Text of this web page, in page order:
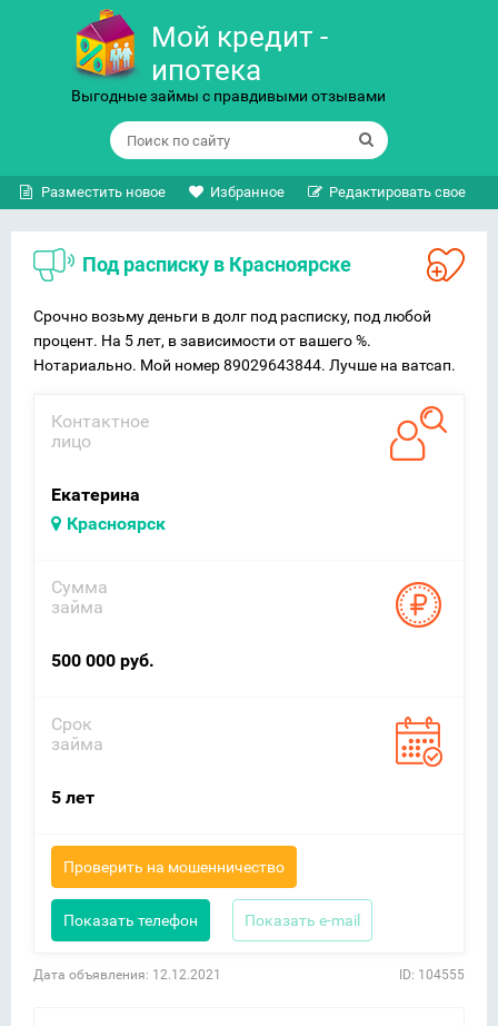
Мой кредит -
ипотека
Выгодные займы с правдивыми отзывами
Разместить новое Избранное Редактировать свое
Под расписку в Красноярске
Срочно возьму деньги в долг под расписку, под любой
процент. На 5 лет, в зависимости от вашего %.
Нотариально. Мой номер 89029643844. Лучше на ватсап.
Контактное
лицо
Екатерина
Красноярск
Сумма
займа
500 000 руб.
Срок
займа
5 лет
Проверить на мошенничество
Показать телефон Показать e-mail
Дата объявления: 12.12.2021 ID: 104555